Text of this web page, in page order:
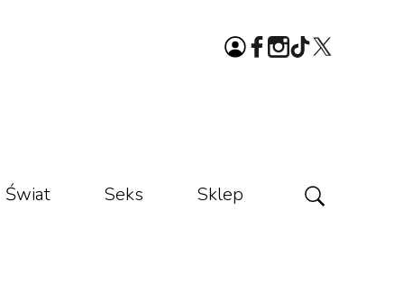
Świat Seks Sklep